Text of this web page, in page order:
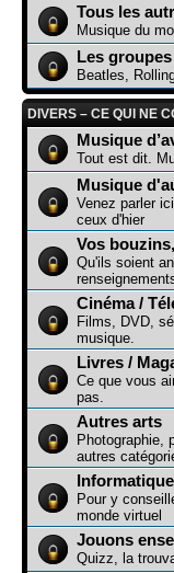
Tous les
Musique du
Les
Beatles,
DIVERS – CE QUI NE
Musique
Tout est dit.
Musique
Venez parler
ceux d'hier
Vos
Qu'ils soient
Cinéma /
Films, DVD,
musique.
Livres /
Ce que vous
pas.
Autres arts
Photographie,
autres
Pour y
monde virtuel
Jouons
Quizz, la